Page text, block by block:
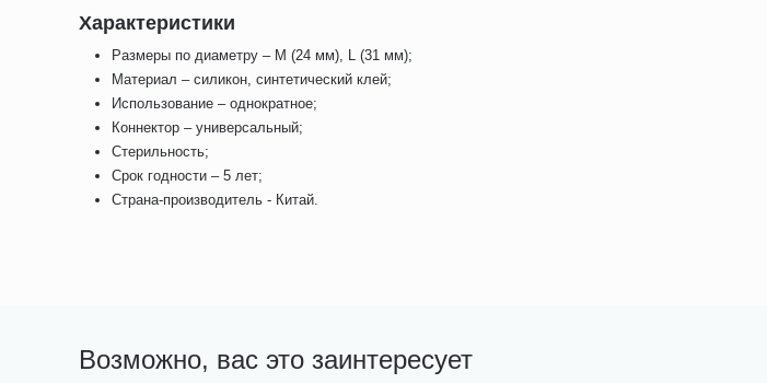
Характеристики
Размеры по диаметру – М (24 мм), L (31 мм);
Материал – силикон, синтетический клей;
Использование – однократное;
Коннектор – универсальный;
Стерильность;
Срок годности – 5 лет;
Страна-производитель - Китай.
Возможно, вас это заинтересует